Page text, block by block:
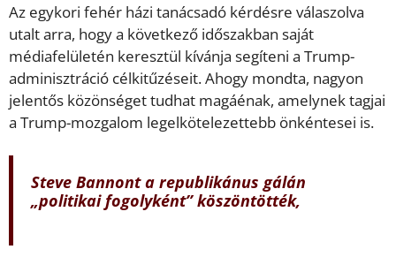
Az egykori fehér házi tanácsadó kérdésre válaszolva
utalt arra, hogy a következő időszakban saját
médiafelületén keresztül kívánja segíteni a Trump-
adminisztráció célkitűzéseit. Ahogy mondta, nagyon
jelentős közönséget tudhat magáénak, amelynek tagjai
a Trump-mozgalom legelkötelezettebb önkéntesei is.
Steve Bannont a republikánus gálán
„politikai fogolyként” köszöntötték,